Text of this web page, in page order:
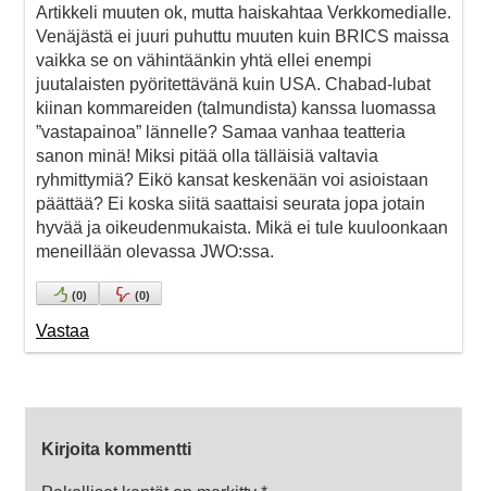
Artikkeli muuten ok, mutta haiskahtaa Verkkomedialle.
Venäjästä ei juuri puhuttu muuten kuin BRICS maissa
vaikka se on vähintäänkin yhtä ellei enempi
juutalaisten pyöritettävänä kuin USA. Chabad-lubat
kiinan kommareiden (talmundista) kanssa luomassa
”vastapainoa” lännelle? Samaa vanhaa teatteria
sanon minä! Miksi pitää olla tälläisiä valtavia
ryhmittymiä? Eikö kansat keskenään voi asioistaan
päättää? Ei koska siitä saattaisi seurata jopa jotain
hyvää ja oikeudenmukaista. Mikä ei tule kuuloonkaan
meneillään olevassa JWO:ssa.
(0) (0)
Vastaa
Kirjoita kommentti